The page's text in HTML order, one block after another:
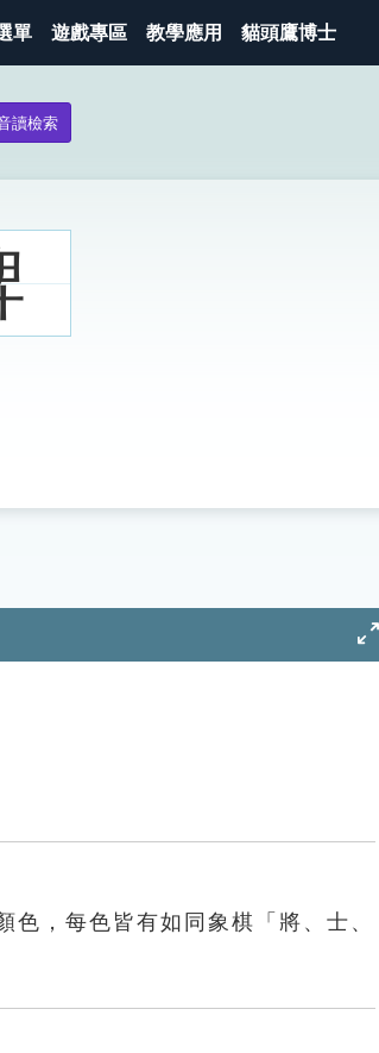
單 遊戲專區 教學應用 貓頭鷹博士
讀檢索
，每色皆有如同象棋「將、士、